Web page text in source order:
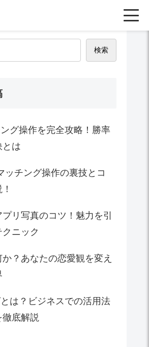
検索
グ操作を完全攻略！勝率
とは
ッチング操作の裏技とコ
リ写真のコツ！魅力を引
ニック
？あなたの恋愛観を変え
は？ビジネスでの活用法
徹底解説